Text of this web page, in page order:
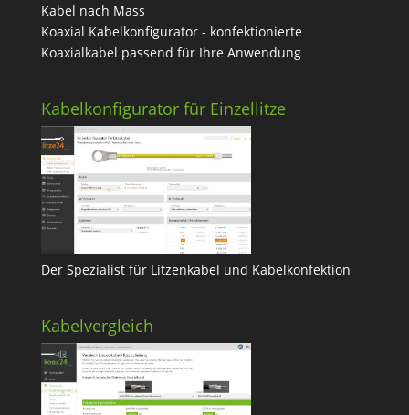
Kabel nach Mass
Koaxial Kabelkonfigurator - konfektionierte
Koaxialkabel passend für Ihre Anwendung
Kabelkonfigurator für Einzellitze
Der Spezialist für Litzenkabel und Kabelkonfektion
Kabelvergleich